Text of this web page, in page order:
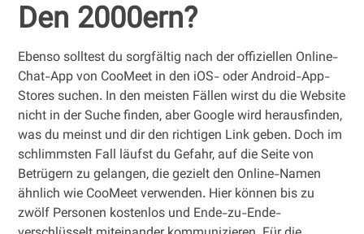
Den 2000ern?
Ebenso solltest du sorgfältig nach der offiziellen Online-
Chat-App von CooMeet in den iOS- oder Android-App-
Stores suchen. In den meisten Fällen wirst du die Website
nicht in der Suche finden, aber Google wird herausfinden,
was du meinst und dir den richtigen Link geben. Doch im
schlimmsten Fall läufst du Gefahr, auf die Seite von
Betrügern zu gelangen, die gezielt den Online-Namen
ähnlich wie CooMeet verwenden. Hier können bis zu
zwölf Personen kostenlos und Ende-zu-Ende-